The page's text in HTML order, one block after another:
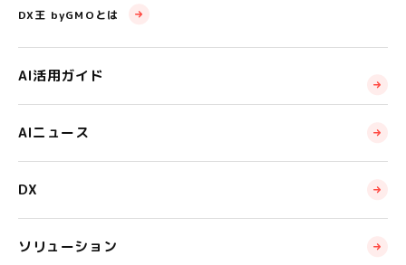
DX王 byGMOとは
AI活用ガイド
AIニュース
DX
ソリューション